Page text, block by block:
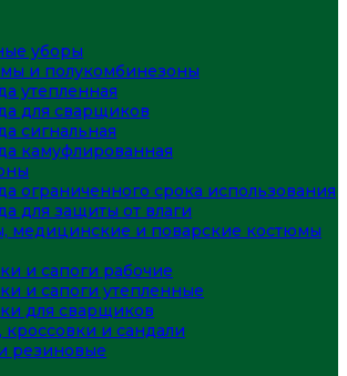
уборы
и полукомбинезоны
утепленная
для сварщиков
сигнальная
камуфлированная
ограниченного срока использования
для защиты от влаги
медицинские и поварские костюмы
и сапоги рабочие
и сапоги утепленные
для сварщиков
кроссовки и сандали
резиновые